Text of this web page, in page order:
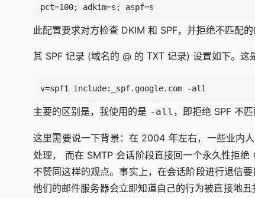
pct=100; adkim=s; aspf=s
此配置要求对方检查 DKIM 和 SPF，并拒绝不匹配的
其 SPF 记录 (域名的 @ 的 TXT 记录) 设置如下。这
v=spf1 include:_spf.google.com -all
主要的区别是，我使用的是 -all ，即拒绝 SPF 不
这里需要说一下背景：在 2004 年左右，一些业内
处理， 而在 SMTP 会话阶段直接回一个永久性拒
不赞同这样的观点。事实上，在会话阶段进行退信
他们的邮件服务器会立即知道自己的行为被直接地